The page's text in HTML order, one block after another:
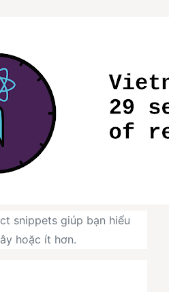
snippets giúp bạn hiểu
hoặc ít hơn.